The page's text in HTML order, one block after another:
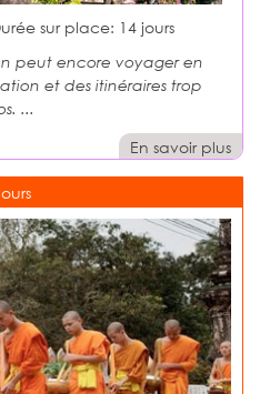
sur place: 14 jours
peut encore voyager en
et des itinéraires trop
...
En savoir plus